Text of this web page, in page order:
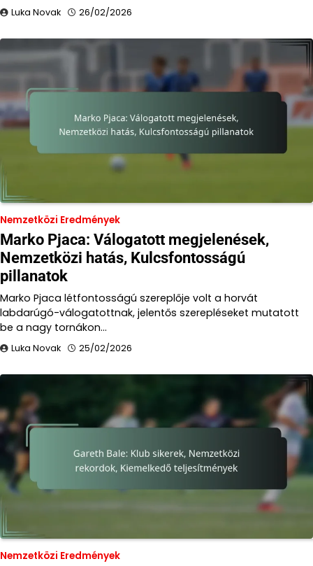
Luka Novak 26/02/2026
Nemzetközi Eredmények
Marko Pjaca: Válogatott megjelenések,
Nemzetközi hatás, Kulcsfontosságú
pillanatok
Marko Pjaca létfontosságú szereplője volt a horvát
labdarúgó-válogatottnak, jelentős szerepléseket mutatott
be a nagy tornákon…
Luka Novak 25/02/2026
Nemzetközi Eredmények